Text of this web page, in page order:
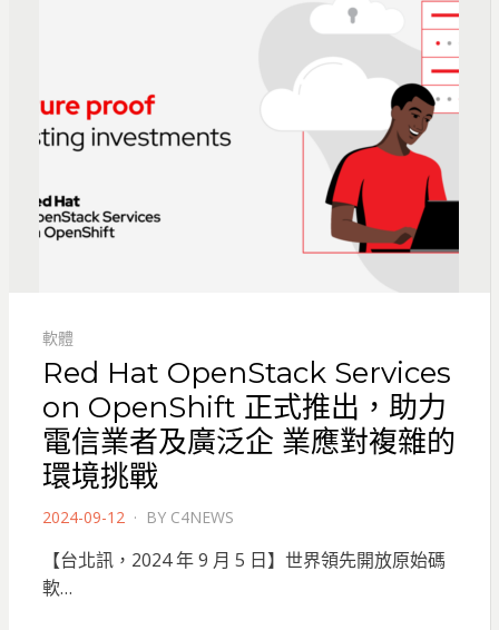
軟體
Red Hat OpenStack Services
on OpenShift 正式推出，助力
電信業者及廣泛企 業應對複雜的
環境挑戰
POSTED
2024-09-12 BY C4NEWS
【台北訊，2024 年 9 月 5 日】世界領先開放原始碼
軟…